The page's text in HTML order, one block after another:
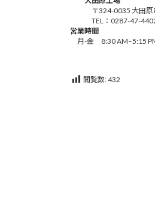
〒324-0035 大田原
TEL：0287-47-4402
営業時間
月-金 8:30 AM–5:15
閲覧数:432